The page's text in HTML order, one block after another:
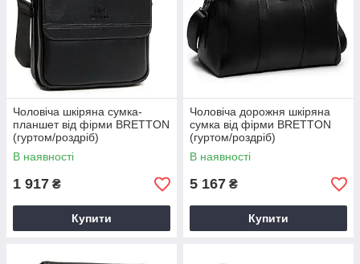
Чоловіча шкіряна сумка-
планшет від фірми BRETTON
(гуртом/роздріб)
В наявності
1 917 ₴
Купити
Чоловіча дорожня шкіряна
сумка від фірми BRETTON
(гуртом/роздріб)
В наявності
5 167 ₴
Купити